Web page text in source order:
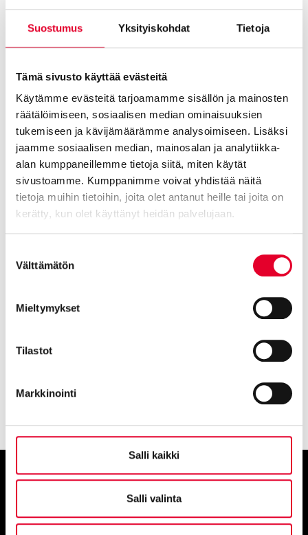
Suostumus Yksityiskohdat Tietoja
Tämä sivusto käyttää evästeitä
Käytämme evästeitä tarjoamamme sisällön ja mainosten
räätälöimiseen, sosiaalisen median ominaisuuksien
tukemiseen ja kävijämäärämme analysoimiseen. Lisäksi
jaamme sosiaalisen median, mainosalan ja analytiikka-
alan kumppaneillemme tietoja siitä, miten käytät
sivustoamme. Kumppanimme voivat yhdistää näitä
tietoja muihin tietoihin, joita olet antanut heille tai joita on
kerätty, kun olet käyttänyt heidän palvelujaan.
valinta
Välttämätön
Mieltymykset
Tilastot
Markkinointi
Salli kaikki
Salli valinta
17.04.2026
Ota yhteyttä